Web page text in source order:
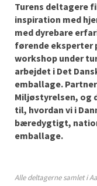
Turens deltagere
inspiration med
med dyrebare
førende eksperter
workshop under
arbejdet i Det
emballage.
Miljøstyrelsen, og
til, hvordan vi i
bæredygtigt,
emballage.
Alle deltagerne samlet i